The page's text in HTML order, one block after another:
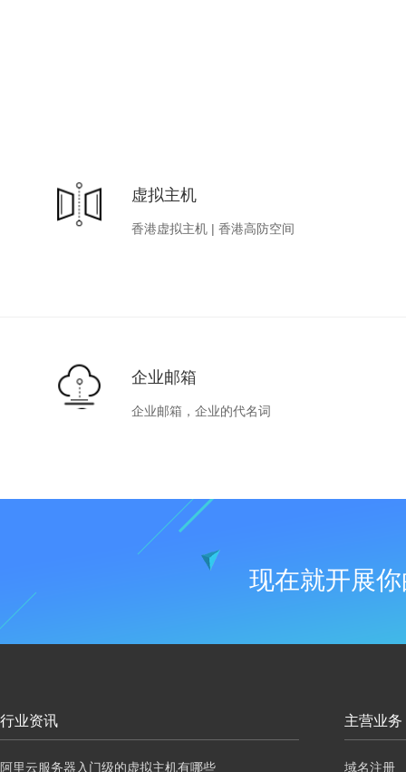
虚拟主机
香港虚拟主机 | 香港高防空间
企业邮箱
企业邮箱，企业的代名词
现在就开展
行业资讯
阿里云服务器入门级的虚拟主机有哪些
主营业务
域名注册